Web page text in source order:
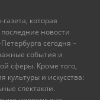
которая
новости
сегодня –
события и
сферы. Кроме того,
культуры и искусства:
спектакли.